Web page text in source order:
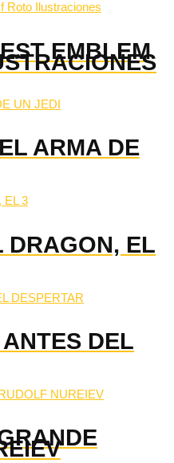
EMBLEM
ARMA DE
DRAGON, EL
DEL